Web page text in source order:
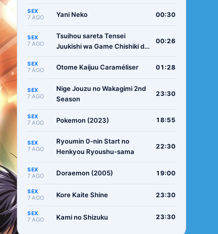
SEX
7 AGO Yani Neko 00:30
SEX
7 AGO
Tsuihou sareta Tensei
Juukishi wa Game Chishiki de
00:26
SEX
7 AGO Otome Kaijuu Caraméliser 01:28
SEX
7 AGO
Nige Jouzu no Wakagimi 2nd
Season
23:30
SEX
7 AGO Pokemon (2023) 18:55
SEX
7 AGO
Ryoumin 0-nin Start no
Henkyou Ryoushu-sama
22:30
SEX
7 AGO Doraemon (2005) 19:00
SEX
7 AGO Kore Kaite Shine 23:30
SEX
7 AGO Kami no Shizuku 23:30